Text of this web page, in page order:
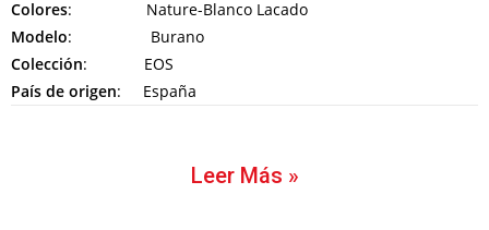
Colores: Nature-Blanco Lacado
Modelo: Burano
Colección: EOS
País de origen: España
Leer Más »